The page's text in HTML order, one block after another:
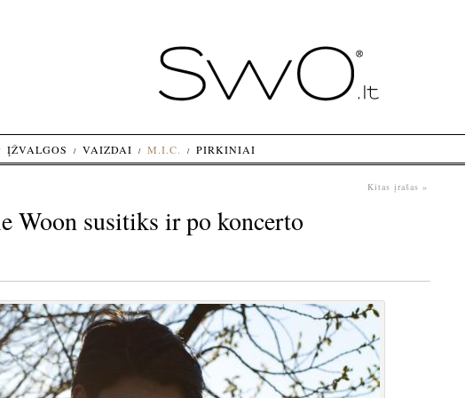
Kitas įrašas »
Woon susitiks ir po koncerto
ĮŽVALGOS VAIZDAI M.I.C. PIRKINIAI